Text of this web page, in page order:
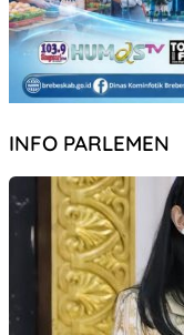
INFO PARLEMEN